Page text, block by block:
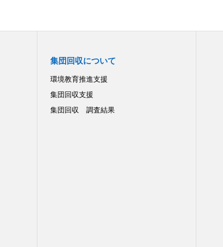
集団回収について
環境教育推進支援
集団回収支援
集団回収 調査結果